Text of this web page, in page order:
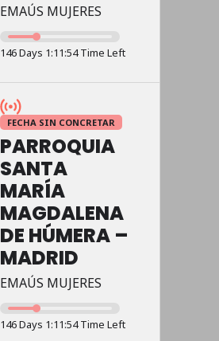
EMAÚS MUJERES
146 Days 1:11:54 Time Left
FECHA SIN CONCRETAR
PARROQUIA
SANTA
MARÍA
MAGDALENA
DE HÚMERA –
MADRID
EMAÚS MUJERES
146 Days 1:11:54 Time Left